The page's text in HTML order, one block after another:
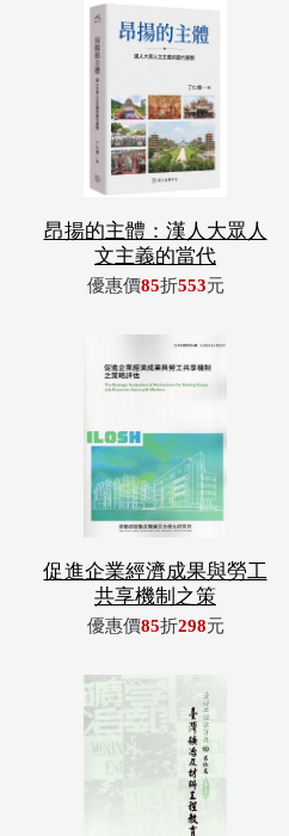
昂揚的主體：漢人大眾人
文主義的當代
優惠價85折553元
促進企業經濟成果與勞工
共享機制之策
優惠價85折298元